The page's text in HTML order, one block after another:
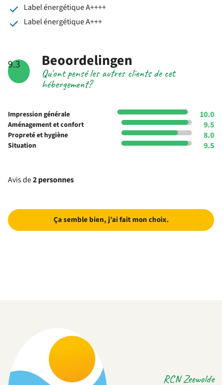
Label énergétique A++++
Label énergétique A+++
9.3
Qu'ont pensé les autres clients de cet
hébergement?
Beoordelingen
Impression générale 10.0
Aménagement et confort 9.5
Propreté et hygiène 8.0
Situation 9.5
Avis de2 personnes
Ça semble bien, j’ai fait mon choix.
RCN Zeewolde